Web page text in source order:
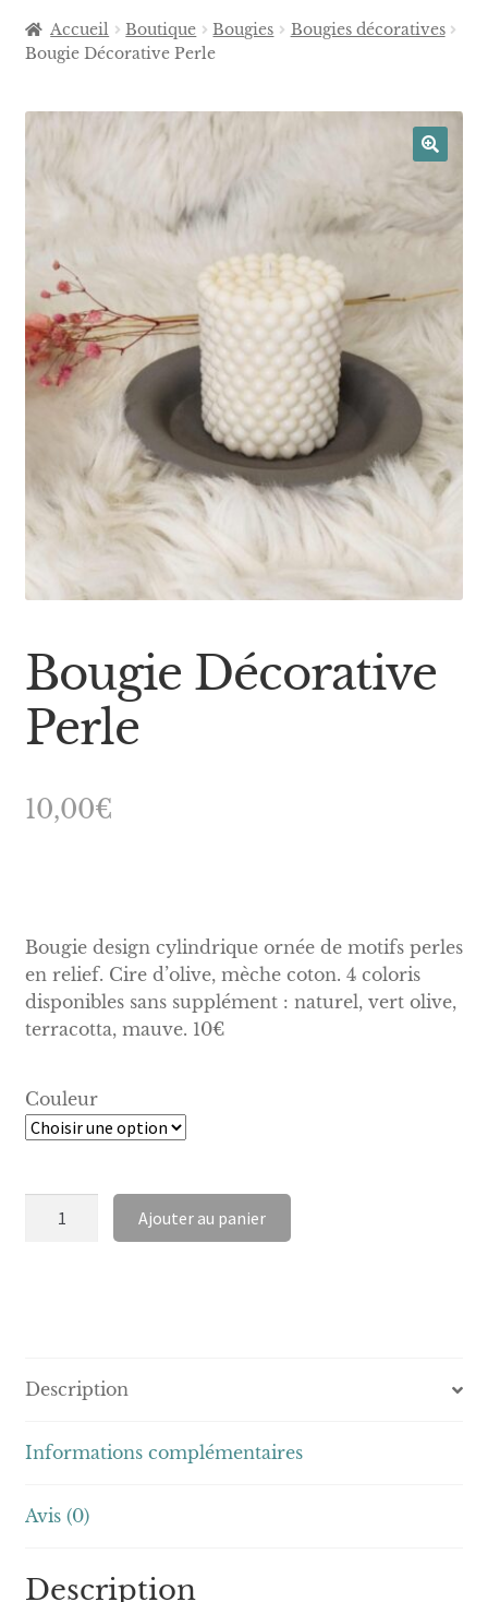
Accueil Boutique Bougies
Bougies décoratives
Bougie Décorative Perle
Bougie Décorative
Perle
10,00€
Bougie design cylindrique ornée de motifs perles
en relief. Cire d’olive, mèche coton. 4 coloris
disponibles sans supplément : naturel, vert olive,
terracotta, mauve. 10€
Couleur
Ajouter au panier
Description
Informations complémentaires
Avis (0)
Description